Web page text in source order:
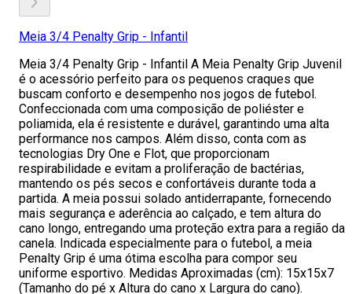
Meia 3/4 Penalty Grip - Infantil
Meia 3/4 Penalty Grip - Infantil A Meia Penalty Grip Juvenil
é o acessório perfeito para os pequenos craques que
buscam conforto e desempenho nos jogos de futebol.
Confeccionada com uma composição de poliéster e
poliamida, ela é resistente e durável, garantindo uma alta
performance nos campos. Além disso, conta com as
tecnologias Dry One e Flot, que proporcionam
respirabilidade e evitam a proliferação de bactérias,
mantendo os pés secos e confortáveis durante toda a
partida. A meia possui solado antiderrapante, fornecendo
mais segurança e aderência ao calçado, e tem altura do
cano longo, entregando uma proteção extra para a região da
canela. Indicada especialmente para o futebol, a meia
Penalty Grip é uma ótima escolha para compor seu
uniforme esportivo. Medidas Aproximadas (cm): 15x15x7
(Tamanho do pé x Altura do cano x Largura do cano).